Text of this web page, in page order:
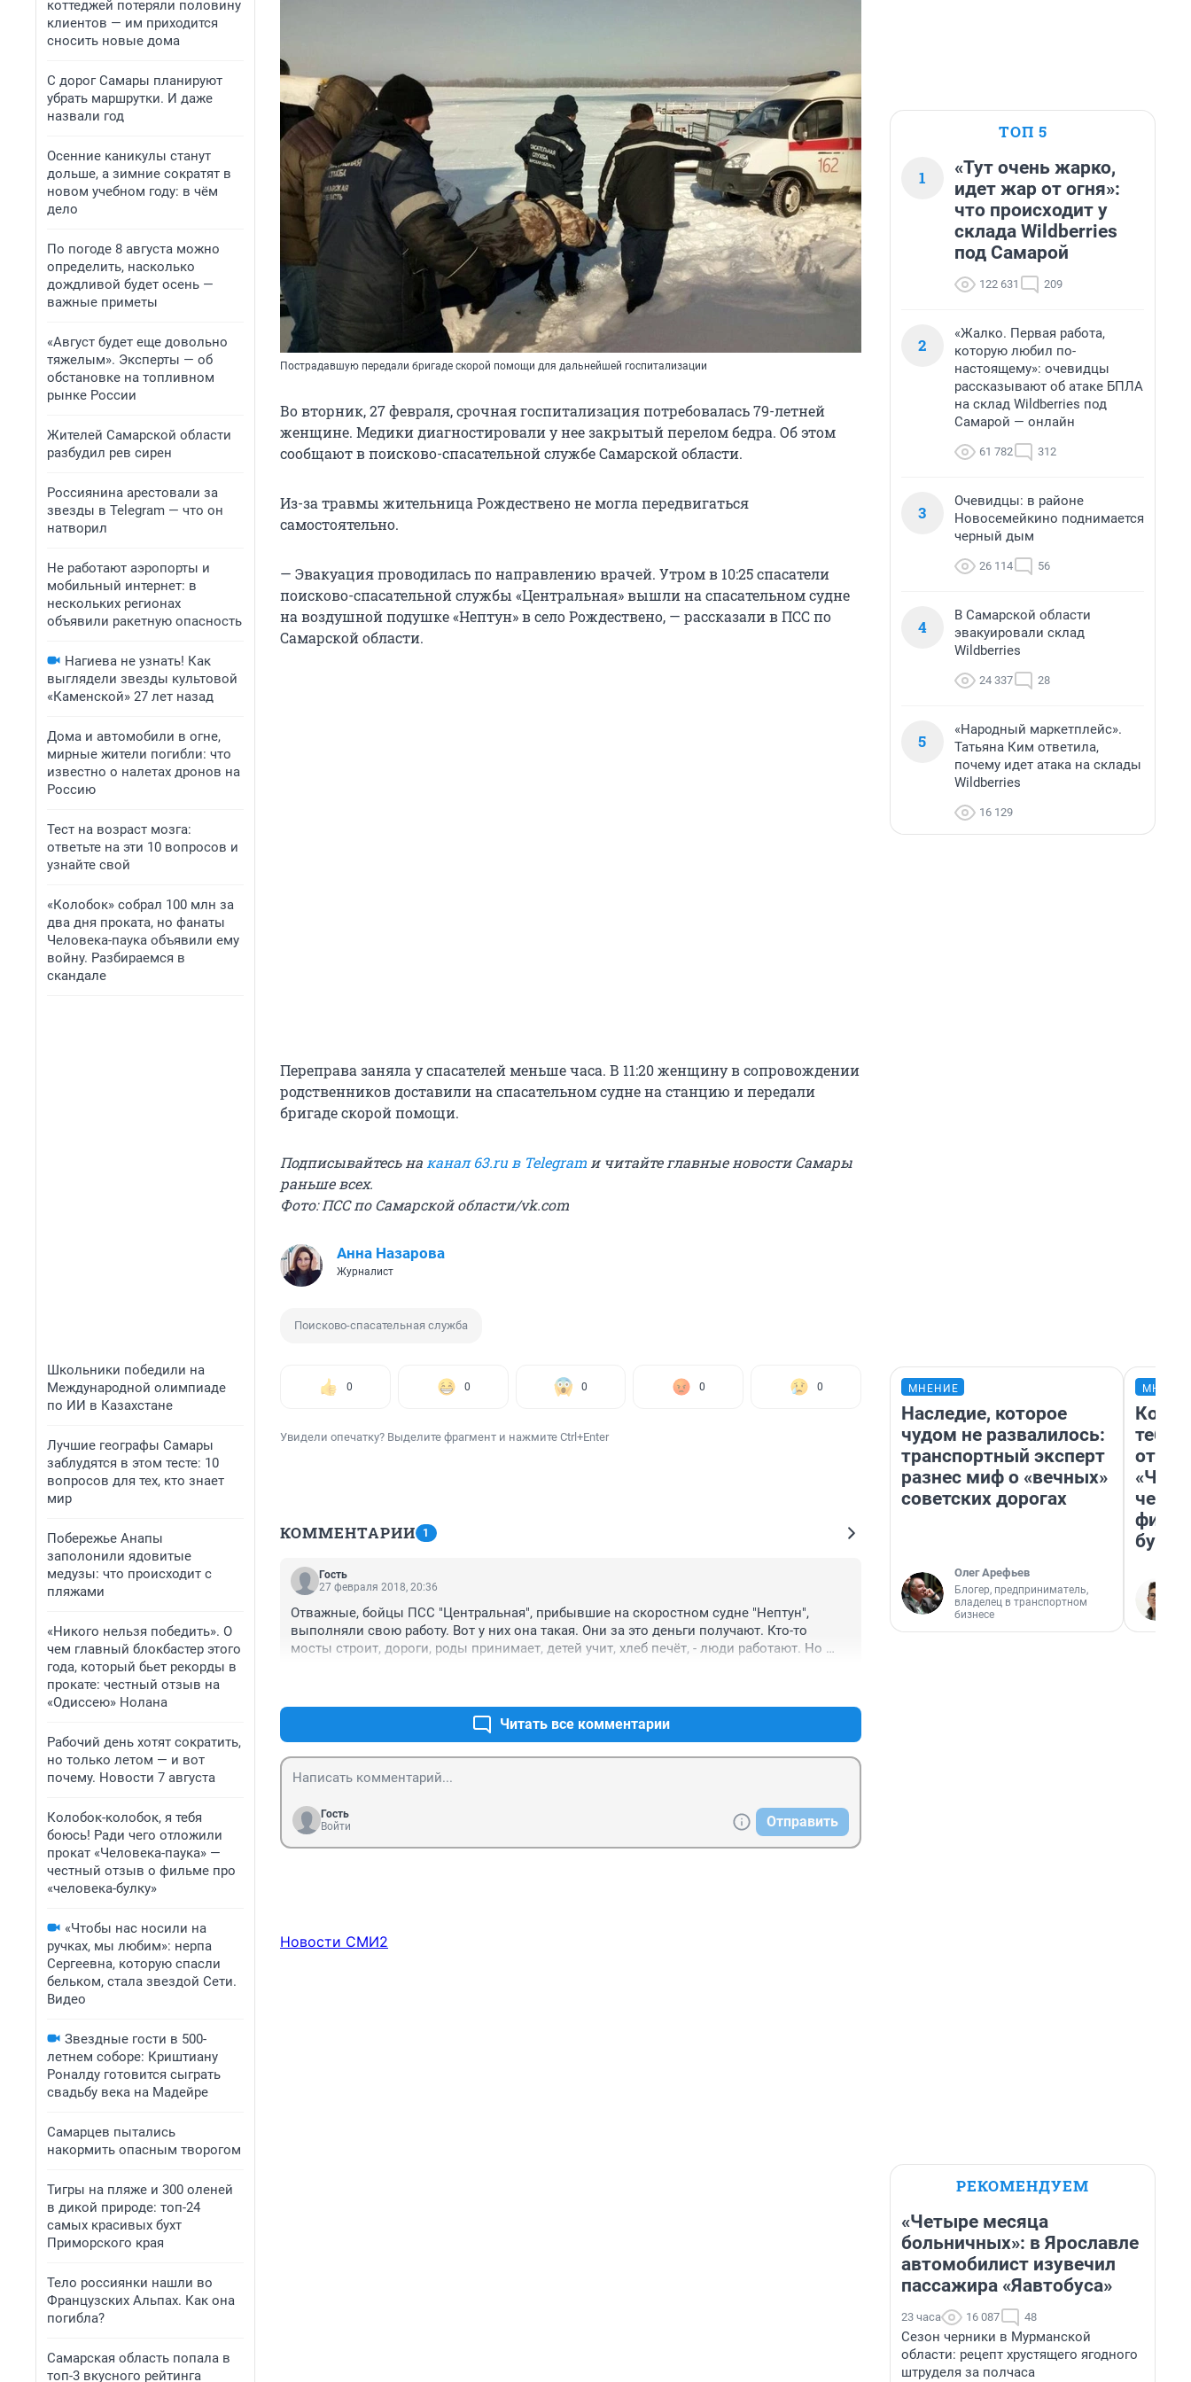
коттеджей потеряли половину
клиентов — им приходится
сносить новые дома
С дорог Самары планируют
убрать маршрутки. И даже
назвали год
Осенние каникулы станут
дольше, а зимние сократят в
новом учебном году: в чём
дело
По погоде 8 августа можно
определить, насколько
дождливой будет осень —
важные приметы
«Август будет еще довольно
тяжелым». Эксперты — об
обстановке на топливном
рынке России
Жителей Самарской области
разбудил рев сирен
Россиянина арестовали за
звезды в Telegram — что он
натворил
Не работают аэропорты и
мобильный интернет: в
нескольких регионах
объявили ракетную опасность
Нагиева не узнать! Как
выглядели звезды культовой
«Каменской» 27 лет назад
Дома и автомобили в огне,
мирные жители погибли: что
известно о налетах дронов на
Россию
Тест на возраст мозга:
ответьте на эти 10 вопросов и
узнайте свой
«Колобок» собрал 100 млн за
два дня проката, но фанаты
Человека-паука объявили ему
войну. Разбираемся в
скандале
Школьники победили на
Международной олимпиаде
по ИИ в Казахстане
Лучшие географы Самары
заблудятся в этом тесте: 10
вопросов для тех, кто знает
мир
Побережье Анапы
заполонили ядовитые
медузы: что происходит с
пляжами
«Никого нельзя победить». О
чем главный блокбастер этого
года, который бьет рекорды в
прокате: честный отзыв на
«Одиссею» Нолана
Рабочий день хотят сократить,
но только летом — и вот
почему. Новости 7 августа
Колобок-колобок, я тебя
боюсь! Ради чего отложили
прокат «Человека-паука» —
честный отзыв о фильме про
«человека-булку»
«Чтобы нас носили на
ручках, мы любим»: нерпа
Сергеевна, которую спасли
бельком, стала звездой Сети.
Видео
Звездные гости в 500-
летнем соборе: Криштиану
Роналду готовится сыграть
свадьбу века на Мадейре
Самарцев пытались
накормить опасным творогом
Тигры на пляже и 300 оленей
в дикой природе: топ-24
самых красивых бухт
Приморского края
Тело россиянки нашли во
Французских Альпах. Как она
погибла?
Самарская область попала в
топ-3 вкусного рейтинга
Пострадавшую передали бригаде скорой помощи для дальнейшей госпитализации
Во вторник, 27 февраля, срочная госпитализация потребовалась 79-летней
женщине. Медики диагностировали у нее закрытый перелом бедра. Об этом
сообщают в поисково-спасательной службе Самарской области.
Из-за травмы жительница Рождествено не могла передвигаться
самостоятельно.
— Эвакуация проводилась по направлению врачей. Утром в 10:25 спасатели
поисково-спасательной службы «Центральная» вышли на спасательном судне
на воздушной подушке «Нептун» в село Рождествено, — рассказали в ПСС по
Самарской области.
Переправа заняла у спасателей меньше часа. В 11:20 женщину в сопровождении
родственников доставили на спасательном судне на станцию и передали
бригаде скорой помощи.
Подписывайтесь на канал 63.ru в Telegram и читайте главные новости Самары
раньше всех.
Фото: ПСС по Самарской области/vk.com
Анна Назарова
Журналист
Поисково-спасательная служба
0 0 0 0 0
Увидели опечатку? Выделите фрагмент и нажмите Ctrl+Enter
КОММЕНТАРИИ 1
Гость
27 февраля 2018, 20:36
Отважные, бойцы ПСС "Центральная", прибывшие на скоростном судне "Нептун",
выполняли свою работу. Вот у них она такая. Они за это деньги получают. Кто-то
мосты строит, дороги, роды принимает, детей учит, хлеб печёт, - люди работают. Но
Читать все комментарии
Гость
Войти
Отправить
Новости СМИ2
ТОП 5
1
«Тут очень жарко,
идет жар от огня»:
что происходит у
склада Wildberries
под Самарой
122 631 209
2
«Жалко. Первая работа,
которую любил по-
настоящему»: очевидцы
рассказывают об атаке БПЛА
на склад Wildberries под
Самарой — онлайн
61 782 312
3
Очевидцы: в районе
Новосемейкино поднимается
черный дым
26 114 56
4
В Самарской области
эвакуировали склад
Wildberries
24 337 28
5
«Народный маркетплейс».
Татьяна Ким ответила,
почему идет атака на склады
Wildberries
16 129
МНЕНИЕ
Наследие, которое
чудом не развалилось:
транспортный эксперт
разнес миф о «вечных»
советских дорогах
Олег Арефьев
Блогер, предприниматель,
владелец в транспортном
бизнесе
тебя
РЕКОМЕНДУЕМ
«Четыре месяца
больничных»: в Ярославле
автомобилист изувечил
пассажира «Яавтобуса»
23 часа 16 087 48
Сезон черники в Мурманской
области: рецепт хрустящего ягодного
штруделя за полчаса